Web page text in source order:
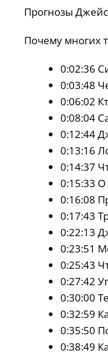
Прогнозы
Почему многих
0:02:36
0:03:48
0:06:02
0:08:04
0:12:44
0:13:16
0:14:37
0:15:33 О
0:16:08
0:17:43
0:22:13
0:23:51
0:25:43
0:27:42
0:30:00
0:32:59
0:35:50
0:38:49